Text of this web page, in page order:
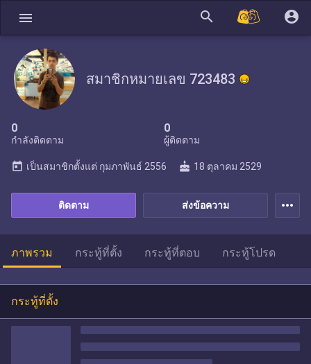
menu search account_circle
สมาชิกหมายเลข 723483
0
กำลังติดตาม
0
ผู้ติดตาม
ส่งข้อความ
ติดตาม
today เป็นสมาชิกตั้งแต่ กุมภาพันธ์ 2556 cake 18 ตุลาคม 2529
more_horiz
ภาพรวม กระทู้ที่ตั้ง กระทู้ที่ตอบ กระทู้โปรด
กระทู้ที่ตั้ง